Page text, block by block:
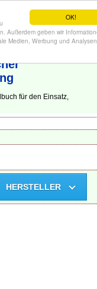
OK!
Außerdem geben wir
Medien, Werbung und Analysen
Anleitung!
für den Einsatz,
HERSTELLER